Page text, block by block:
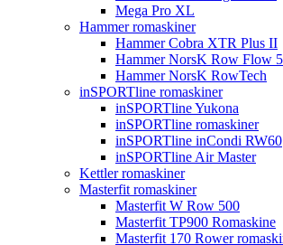
Mega Pro XL
Hammer romaskiner
Hammer Cobra XTR Plus II
Hammer NorsK Row Flow
Hammer NorsK RowTech
inSPORTline romaskiner
inSPORTline Yukona
inSPORTline romaskiner
inSPORTline inCondi RW60
inSPORTline Air Master
Kettler romaskiner
Masterfit romaskiner
Masterfit W Row 500
Masterfit TP900 Romaskine
Masterfit 170 Rower